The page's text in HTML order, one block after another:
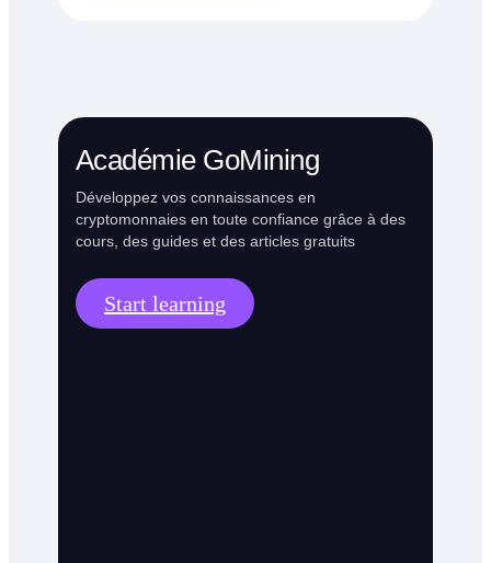
Académie GoMining
Développez vos connaissances en
cryptomonnaies en toute confiance grâce à des
cours, des guides et des articles gratuits
Start learning